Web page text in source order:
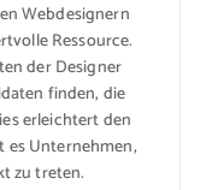
Webdesignern
Ressource.
der Designer
finden, die
erleichtert den
es Unternehmen,
zu treten.